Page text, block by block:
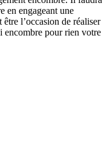
en engageant une
l’occasion de réaliser
encombre pour rien votre